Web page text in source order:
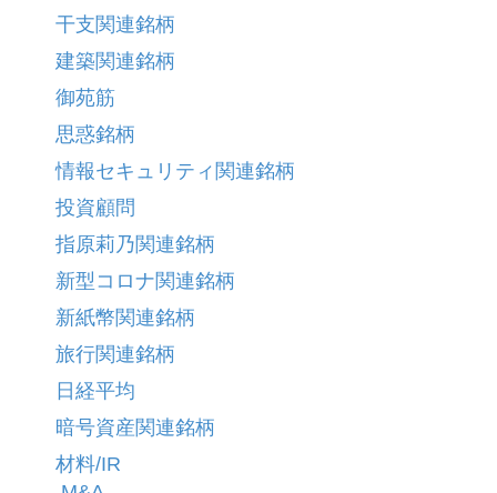
干支関連銘柄
建築関連銘柄
御苑筋
思惑銘柄
情報セキュリティ関連銘柄
投資顧問
指原莉乃関連銘柄
新型コロナ関連銘柄
新紙幣関連銘柄
旅行関連銘柄
日経平均
暗号資産関連銘柄
材料/IR